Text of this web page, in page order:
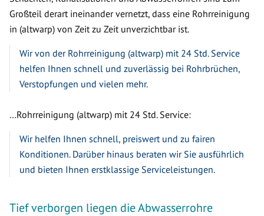
Großteil derart ineinander vernetzt, dass eine Rohrreinigung
in (altwarp) von Zeit zu Zeit unverzichtbar ist.
Wir von der Rohrreinigung (altwarp) mit 24 Std. Service
helfen Ihnen schnell und zuverlässig bei Rohrbrüchen,
Verstopfungen und vielen mehr.
…Rohrreinigung (altwarp) mit 24 Std. Service:
Wir helfen Ihnen schnell, preiswert und zu fairen
Konditionen. Darüber hinaus beraten wir Sie ausführlich
und bieten Ihnen erstklassige Serviceleistungen.
Tief verborgen liegen die Abwasserrohre